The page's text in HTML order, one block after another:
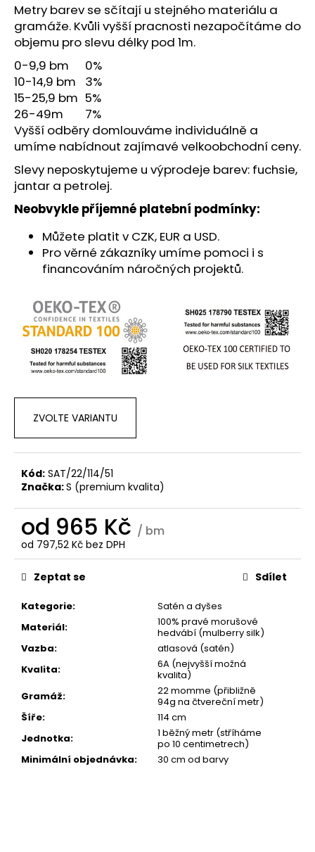
Metry barev se sčítají u stejného materiálu a
gramáže. Kvůli vyšší pracnosti nezapočítáme do
objemu pro slevu délky pod 1m.
0-9,9 bm
0%
10-14,9 bm
3%
15-25,9 bm 5%
26-49m
7%
Vyšší odběry domlouváme individuálně a
umíme nabídnout zajímavé velkoobchodní ceny.
Slevy neposkytujeme u výprodeje barev: fuchsie,
jantar a petrolej.
Neobvykle příjemné platební podmínky:
Můžete platit v CZK, EUR a USD.
Pro věrné zákazníky umíme pomoci i s
financováním náročných projektů.
ZVOLTE VARIANTU
Kód: SAT/22/114/51
Značka:S (premium kvalita)
od 965 Kč / bm
od 797,52 Kč bez DPH
Měrná
cena:
Kategorie:
Satén a dyšes
Materiál:
100% pravé morušové
hedvábí (mulberry silk)
Vazba:
atlasová (satén)
Kvalita:
6A (nejvyšší možná
kvalita)
Gramáž:
22 momme (přibližně
94g na čtvereční metr)
Šíře:
114 cm
Jednotka:
1 běžný metr (stříháme
po 10 centimetrech)
Minimální objednávka: 30 cm od barvy
Zeptat se Sdílet